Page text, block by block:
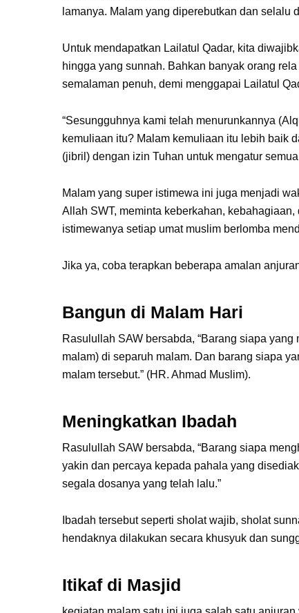
lamanya. Malam yang diperebutkan dan selalu
Untuk mendapatkan Lailatul Qadar, kita
hingga yang sunnah. Bahkan banyak orang
semalaman penuh, demi menggapai Lailatul
“Sesungguhnya kami telah menurunkannya
kemuliaan itu? Malam kemuliaan itu lebih baik
(jibril) dengan izin Tuhan untuk mengatur
Malam yang super istimewa ini juga menjadi
Allah SWT, meminta keberkahan,
istimewanya setiap umat muslim berlomba
Jika ya, coba terapkan beberapa amalan
Bangun di Malam Hari
Rasulullah SAW bersabda, “Barang siapa
malam) di separuh malam. Dan barang siapa
malam tersebut.” (HR. Ahmad Muslim).
Meningkatkan Ibadah
Rasulullah SAW bersabda, “Barang siapa
yakin dan percaya kepada pahala yang
segala dosanya yang telah lalu.”
Ibadah tersebut seperti sholat wajib, sholat
hendaknya dilakukan secara khusyuk dan
Itikaf di Masjid